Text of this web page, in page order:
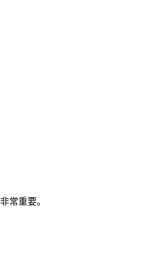
常重要。